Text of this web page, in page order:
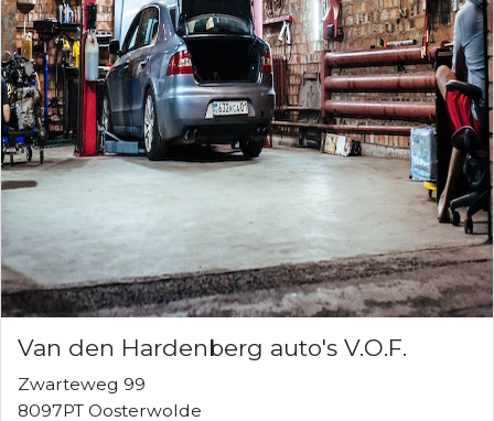
Van den Hardenberg auto's V.O.F.
Zwarteweg 99
8097PT Oosterwolde